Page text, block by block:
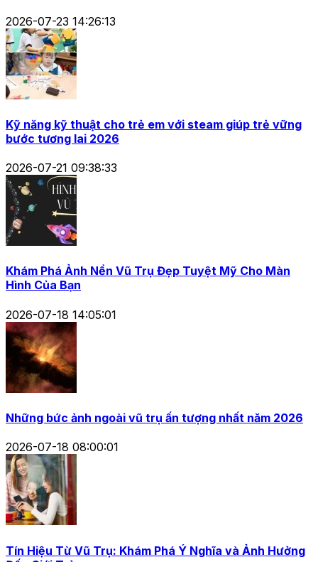
2026-07-23 14:26:13
Kỹ năng kỹ thuật cho trẻ em với steam giúp trẻ vững
bước tương lai 2026
2026-07-21 09:38:33
Khám Phá Ảnh Nền Vũ Trụ Đẹp Tuyệt Mỹ Cho Màn
Hình Của Bạn
2026-07-18 14:05:01
Những bức ảnh ngoài vũ trụ ấn tượng nhất năm 2026
2026-07-18 08:00:01
Tín Hiệu Từ Vũ Trụ: Khám Phá Ý Nghĩa và Ảnh Hưởng